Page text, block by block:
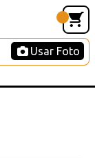
Usar Foto